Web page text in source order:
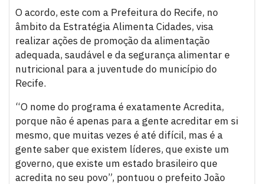
O acordo, este com a Prefeitura do Recife, no
âmbito da Estratégia Alimenta Cidades, visa
realizar ações de promoção da alimentação
adequada, saudável e da segurança alimentar e
nutricional para a juventude do município do
Recife.
“O nome do programa é exatamente Acredita,
porque não é apenas para a gente acreditar em si
mesmo, que muitas vezes é até difícil, mas é a
gente saber que existem líderes, que existe um
governo, que existe um estado brasileiro que
acredita no seu povo”, pontuou o prefeito João